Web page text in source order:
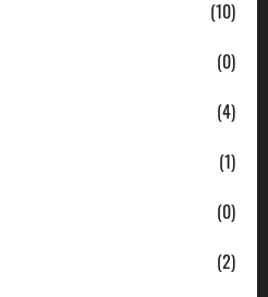
(10)
(0)
(4)
(1)
(0)
(2)